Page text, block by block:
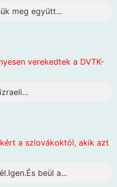
meg együtt...
verekedtek a DVTK-
a szlovákoktól, akik azt
beül a...